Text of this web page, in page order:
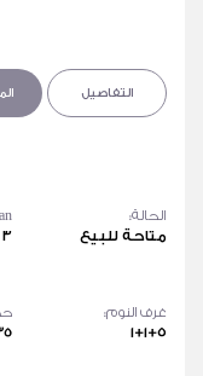
التفاصيل
الحالة:
متاحة للبيع ٣ سنوات
غرف النوم:
٥+١+١